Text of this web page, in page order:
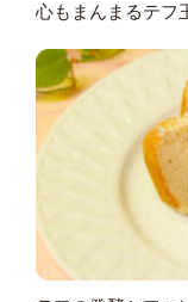
心もまんまるテフ